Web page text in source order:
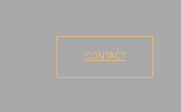
CONTACT